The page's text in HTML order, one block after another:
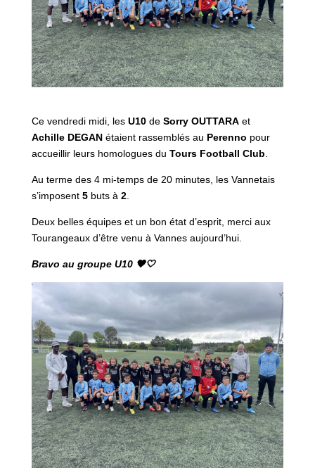
Ce vendredi midi, les U10de Sorry OUTTARAet
Achille DEGANétaient rassemblés au Perenno pour
accueillir leurs homologues du Tours Football Club
Au terme des 4 mi-temps de 20 minutes, les Vannetais
s’imposent 5buts à 2.
Deux belles équipes et un bon état d’esprit, merci aux
Tourangeaux d’être venu à Vannes aujourd’hui.
Bravo au groupe U10 🖤🤍